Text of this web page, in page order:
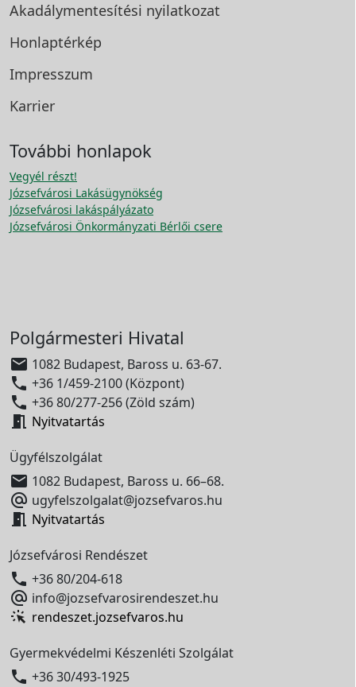
Akadálymentesítési nyilatkozat
Honlaptérkép
Impresszum
Karrier
További honlapok
Vegyél részt!
Józsefvárosi Lakásügynökség
Józsefvárosi lakáspályázato
Józsefvárosi Önkormányzati Bérlői csere
Polgármesteri Hivatal
 1082 Budapest, Baross u. 63-67.
 +36 1/459-2100 (Központ)
 +36 80/277-256 (Zöld szám)
 Nyitvatartás
Ügyfélszolgálat
 1082 Budapest, Baross u. 66–68.
 ugyfelszolgalat@jozsefvaros.hu
 Nyitvatartás
Józsefvárosi Rendészet
 +36 80/204-618
 info@jozsefvarosirendeszet.hu
rendeszet.jozsefvaros.hu
Gyermekvédelmi Készenléti Szolgálat
 +36 30/493-1925